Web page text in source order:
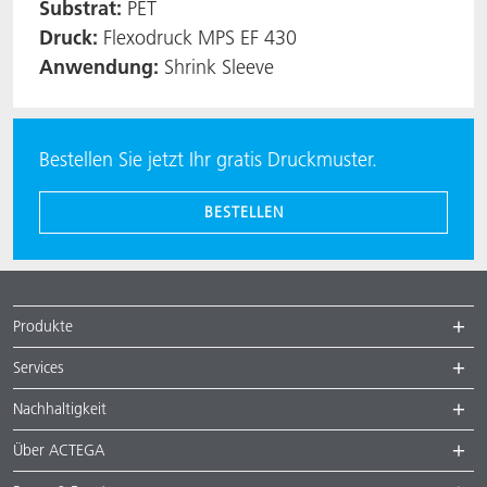
Substrat: PET
Druck: Flexodruck MPS EF 430
Anwendung: Shrink Sleeve
Bestellen Sie jetzt Ihr gratis Druckmuster.
BESTELLEN
Produkte
Services
Nachhaltigkeit
Über ACTEGA